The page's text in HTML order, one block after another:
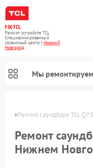
FIX-TCL
Ремонт устройств TCL
Специализированный
cервисный центр г.Нижний
Новгород
Мы ремонтируем
Ремонт саундбара TCL
Ремонт
Нижнем